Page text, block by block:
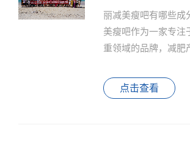
丽减美瘦吧有哪些成
美瘦吧作为一家专注
重领域的品牌，减肥
解决方案脱颖而出，
成分体系与综合服务
点击查看